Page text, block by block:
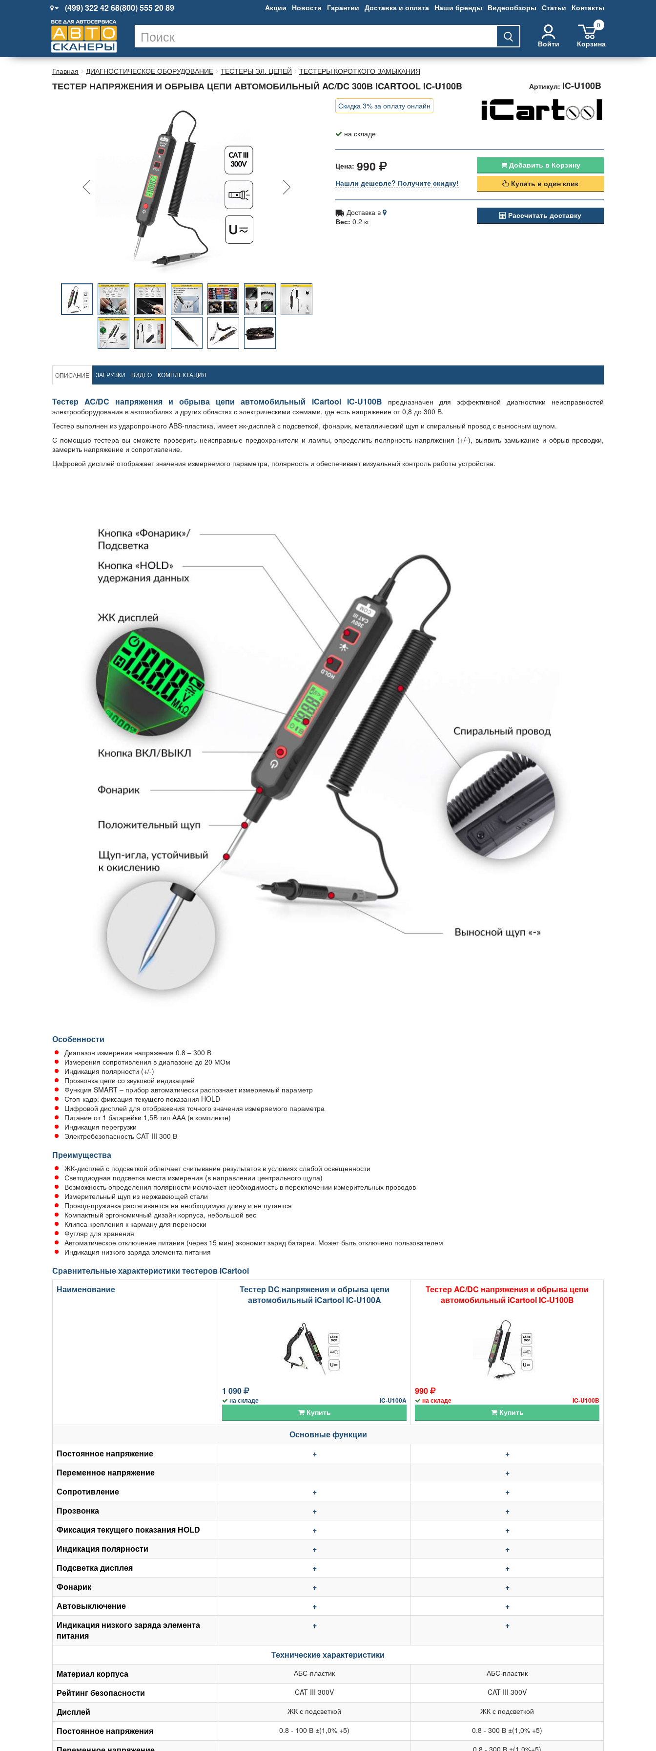
(499) 322 42 68(800) 555 20 89 Акции Новости Гарантии Доставка и оплата Наши бренды Видеообзоры Статьи Контакты
Войти
0
Корзина
Главная ДИАГНОСТИЧЕСКОЕ ОБОРУДОВАНИЕ ТЕСТЕРЫ ЭЛ. ЦЕПЕЙ ТЕСТЕРЫ КОРОТКОГО ЗАМЫКАНИЯ
ТЕСТЕР НАПРЯЖЕНИЯ И ОБРЫВА ЦЕПИ АВТОМОБИЛЬНЫЙ AC/DC 300В ICARTOOL IC-U100B Артикул: IC-U100B
Скидка 3% за оплату онлайн
на складе
Цена: 990
Нашли дешевле? Получите скидку!
Добавить в Корзину
Купить в один клик
Доставка в
Вес: 0.2 кг
Рассчитать доставку
ОПИСАНИЕ ЗАГРУЗКИ ВИДЕО КОМПЛЕКТАЦИЯ
Тестер AC/DC напряжения и обрыва цепи автомобильный iCartool IC-U100B предназначен для эффективной диагностики неисправностей
электрооборудования в автомобилях и других областях с электрическими схемами, где есть напряжение от 0,8 до 300 В.
Тестер выполнен из ударопрочного ABS-пластика, имеет жк-дисплей с подсветкой, фонарик, металлический щуп и спиральный провод с выносным щупом.
С помощью тестера вы сможете проверить неисправные предохранители и лампы, определить полярность напряжения (+/-), выявить замыкание и обрыв проводки,
замерить напряжение и сопротивление.
Цифровой дисплей отображает значения измеряемого параметра, полярность и обеспечивает визуальный контроль работы устройства.
Особенности
Диапазон измерения напряжения 0.8 – 300 В
Измерения сопротивления в диапазоне до 20 МОм
Индикация полярности (+/-)
Прозвонка цепи со звуковой индикацией
Функция SMART – прибор автоматически распознает измеряемый параметр
Стоп-кадр: фиксация текущего показания HOLD
Цифровой дисплей для отображения точного значения измеряемого параметра
Питание от 1 батарейки 1,5В тип ААА (в комплекте)
Индикация перегрузки
Электробезопасность CAT III 300 В
Преимущества
ЖК-дисплей с подсветкой облегчает считывание результатов в условиях слабой освещенности
Светодиодная подсветка места измерения (в направлении центрального щупа)
Возможность определения полярности исключает необходимость в переключении измерительных проводов
Измерительный щуп из нержавеющей стали
Провод-пружинка растягивается на необходимую длину и не путается
Компактный эргономичный дизайн корпуса, небольшой вес
Клипса крепления к карману для переноски
Футляр для хранения
Автоматическое отключение питания (через 15 мин) экономит заряд батареи. Может быть отключено пользователем
Индикация низкого заряда элемента питания
Сравнительные характеристики тестеров iCartool
Наименование
Тестер DC напряжения и обрыва цепи
автомобильный iCartool IC-U100A
1 090
на складе IC-U100A
Купить
Тестер AC/DC напряжения и обрыва цепи
автомобильный iCartool IC-U100B
990
на складе IC-U100B
Купить
Основные функции
Постоянное напряжение
+
+
Переменное напряжение
+
Сопротивление
+
+
Прозвонка
+
+
Фиксация текущего показания HOLD
+
+
Индикация полярности
+
+
Подсветка дисплея
+
+
Фонарик
+
+
Автовыключение
+
+
Индикация низкого заряда элемента
питания
+ +
Технические характеристики
Материал корпуса
АБС-пластик АБС-пластик
Рейтинг безопасности CAT III 300V CAT III 300V
Дисплей ЖК с подсветкой ЖК с подсветкой
Постоянное напряжения 0.8 - 100 В ±(1,0% +5) 0.8 - 300 В ±(1,0% +5)
0.8 - 300 В ±(1,0%+5)